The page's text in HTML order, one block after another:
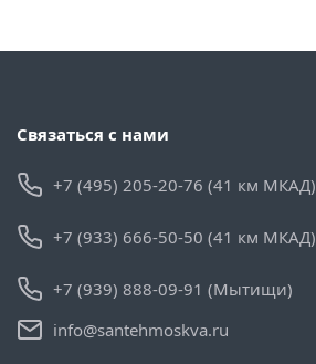
Связаться с нами
+7 (495) 205-20-76 (41 км МКАД)
+7 (933) 666-50-50 (41 км МКАД)
+7 (939) 888-09-91 (Мытищи)
info@santehmoskva.ru